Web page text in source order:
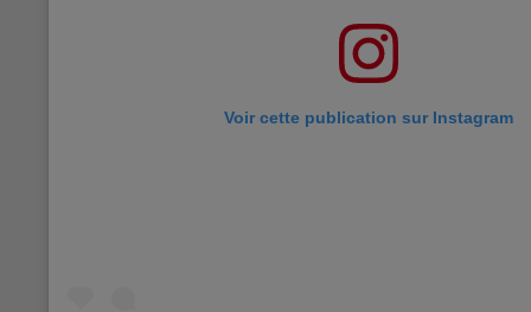
Voir cette publication sur Instagram